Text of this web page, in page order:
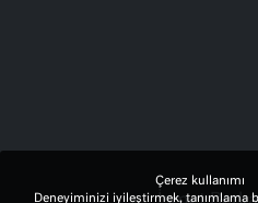
Çerez kullanımı
Deneyiminizi iyileştirmek, tanımlama